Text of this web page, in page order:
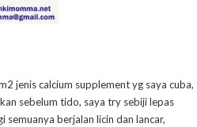
jenis calcium supplement yg saya cuba,
sebelum tido, saya try sebiji lepas
berjalan licin dan lancar,